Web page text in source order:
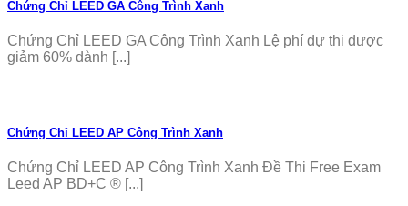
Chứng Chỉ LEED GA Công Trình Xanh
Chứng Chỉ LEED GA Công Trình Xanh Lệ phí dự thi được
giảm 60% dành [...]
Chứng Chỉ LEED AP Công Trình Xanh
Chứng Chỉ LEED AP Công Trình Xanh Đề Thi Free Exam
Leed AP BD+C ® [...]